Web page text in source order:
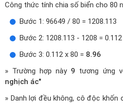
Công thức tính chia số biển cho 80
Bước 1: 96649 / 80 = 1208.113
Bước 2: 1208.113 - 1208 = 0.112
Bước 3: 0.112 x 80 = 8.96
» Trường hợp này 9 tương ứng
nghịch ác"
» Danh lợi đều không, cô độc khốn